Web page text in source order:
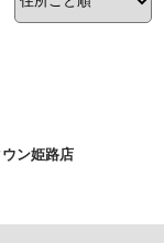
ン姫路店